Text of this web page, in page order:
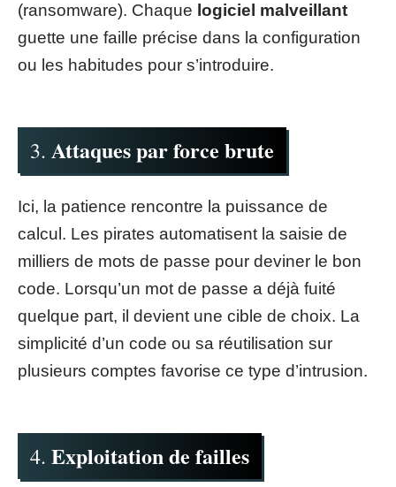
(ransomware). Chaque logiciel malveillant
guette une faille précise dans la configuration
ou les habitudes pour s’introduire.
3. Attaques par force brute
Ici, la patience rencontre la puissance de
calcul. Les pirates automatisent la saisie de
milliers de mots de passe pour deviner le bon
code. Lorsqu’un mot de passe a déjà fuité
quelque part, il devient une cible de choix. La
simplicité d’un code ou sa réutilisation sur
plusieurs comptes favorise ce type d’intrusion.
4. Exploitation de failles